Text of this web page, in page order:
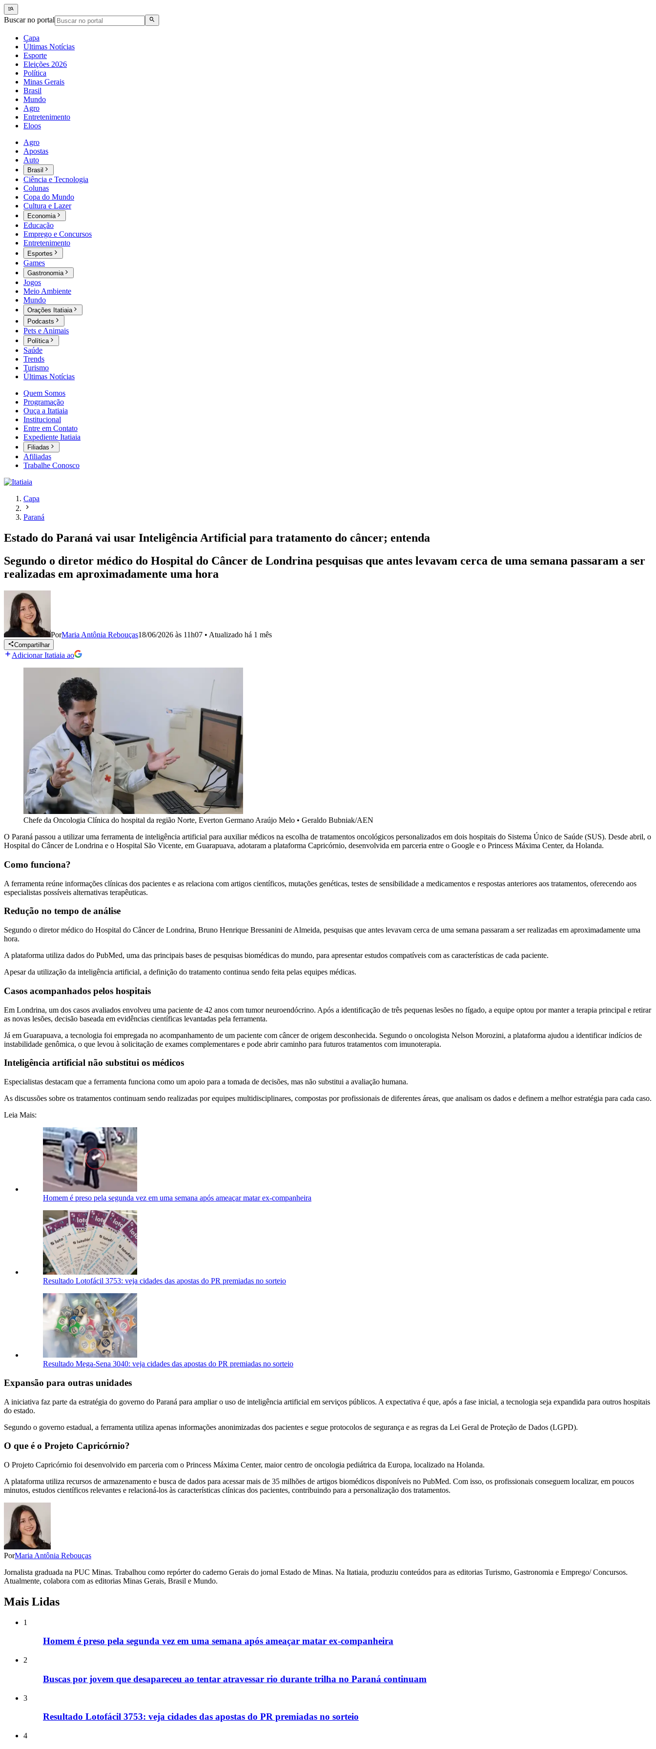
Buscar no portal
Capa
Últimas Notícias
Esporte
Eleições 2026
Política
Minas Gerais
Brasil
Mundo
Agro
Entretenimento
Eloos
Agro
Apostas
Auto
Brasil
Ciência e Tecnologia
Colunas
Copa do Mundo
Cultura e Lazer
Economia
Educação
Emprego e Concursos
Entretenimento
Esportes
Games
Gastronomia
Jogos
Meio Ambiente
Mundo
Orações Itatiaia
Podcasts
Pets e Animais
Política
Saúde
Trends
Turismo
Últimas Notícias
Quem Somos
Programação
Ouça a Itatiaia
Institucional
Entre em Contato
Expediente Itatiaia
Filiadas
Afiliadas
Trabalhe Conosco
Capa
Paraná
Estado do Paraná vai usar Inteligência Artificial para tratamento do câncer; entenda
Segundo o diretor médico do Hospital do Câncer de Londrina pesquisas que antes levavam cerca de uma semana passaram a ser
realizadas em aproximadamente uma hora
PorMaria Antônia Rebouças18/06/2026 às 11h07 • Atualizado há 1 mês
Compartilhar
Adicionar Itatiaia ao
Chefe da Oncologia Clínica do hospital da região Norte, Everton Germano Araújo Melo • Geraldo Bubniak/AEN
O Paraná passou a utilizar uma ferramenta de inteligência artificial para auxiliar médicos na escolha de tratamentos oncológicos personalizados em dois hospitais do Sistema Único de Saúde (SUS). Desde abril, o
Hospital do Câncer de Londrina e o Hospital São Vicente, em Guarapuava, adotaram a plataforma Capricórnio, desenvolvida em parceria entre o Google e o Princess Máxima Center, da Holanda.
Como funciona?
A ferramenta reúne informações clínicas dos pacientes e as relaciona com artigos científicos, mutações genéticas, testes de sensibilidade a medicamentos e respostas anteriores aos tratamentos, oferecendo aos
especialistas possíveis alternativas terapêuticas.
Redução no tempo de análise
Segundo o diretor médico do Hospital do Câncer de Londrina, Bruno Henrique Bressanini de Almeida, pesquisas que antes levavam cerca de uma semana passaram a ser realizadas em aproximadamente uma
hora.
A plataforma utiliza dados do PubMed, uma das principais bases de pesquisas biomédicas do mundo, para apresentar estudos compatíveis com as características de cada paciente.
Apesar da utilização da inteligência artificial, a definição do tratamento continua sendo feita pelas equipes médicas.
Casos acompanhados pelos hospitais
Em Londrina, um dos casos avaliados envolveu uma paciente de 42 anos com tumor neuroendócrino. Após a identificação de três pequenas lesões no fígado, a equipe optou por manter a terapia principal e retirar
as novas lesões, decisão baseada em evidências científicas levantadas pela ferramenta.
Já em Guarapuava, a tecnologia foi empregada no acompanhamento de um paciente com câncer de origem desconhecida. Segundo o oncologista Nelson Morozini, a plataforma ajudou a identificar indícios de
instabilidade genômica, o que levou à solicitação de exames complementares e pode abrir caminho para futuros tratamentos com imunoterapia.
Inteligência artificial não substitui os médicos
Especialistas destacam que a ferramenta funciona como um apoio para a tomada de decisões, mas não substitui a avaliação humana.
As discussões sobre os tratamentos continuam sendo realizadas por equipes multidisciplinares, compostas por profissionais de diferentes áreas, que analisam os dados e definem a melhor estratégia para cada caso.
Leia Mais:
Homem é preso pela segunda vez em uma semana após ameaçar matar ex-companheira
Resultado Lotofácil 3753: veja cidades das apostas do PR premiadas no sorteio
Resultado Mega-Sena 3040: veja cidades das apostas do PR premiadas no sorteio
Expansão para outras unidades
A iniciativa faz parte da estratégia do governo do Paraná para ampliar o uso de inteligência artificial em serviços públicos. A expectativa é que, após a fase inicial, a tecnologia seja expandida para outros hospitais
do estado.
Segundo o governo estadual, a ferramenta utiliza apenas informações anonimizadas dos pacientes e segue protocolos de segurança e as regras da Lei Geral de Proteção de Dados (LGPD).
O que é o Projeto Capricórnio?
O Projeto Capricórnio foi desenvolvido em parceria com o Princess Máxima Center, maior centro de oncologia pediátrica da Europa, localizado na Holanda.
A plataforma utiliza recursos de armazenamento e busca de dados para acessar mais de 35 milhões de artigos biomédicos disponíveis no PubMed. Com isso, os profissionais conseguem localizar, em poucos
minutos, estudos científicos relevantes e relacioná-los às características clínicas dos pacientes, contribuindo para a personalização dos tratamentos.
PorMaria Antônia Rebouças
Jornalista graduada na PUC Minas. Trabalhou como repórter do caderno Gerais do jornal Estado de Minas. Na Itatiaia, produziu conteúdos para as editorias Turismo, Gastronomia e Emprego/ Concursos.
Atualmente, colabora com as editorias Minas Gerais, Brasil e Mundo.
Mais Lidas
1
Homem é preso pela segunda vez em uma semana após ameaçar matar ex-companheira
2
Buscas por jovem que desapareceu ao tentar atravessar rio durante trilha no Paraná continuam
3
Resultado Lotofácil 3753: veja cidades das apostas do PR premiadas no sorteio
4